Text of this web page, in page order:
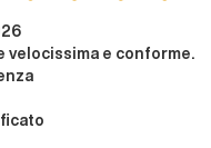
e conforme.